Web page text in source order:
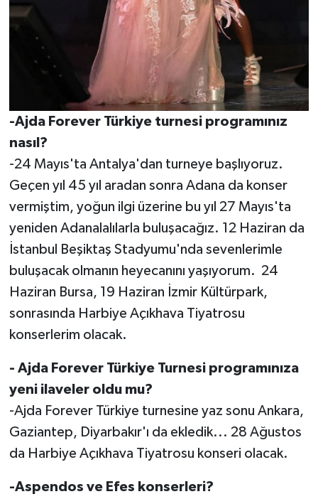
-Ajda Forever Türkiye turnesi programınız
nasıl?
-24 Mayıs'ta Antalya'dan turneye başlıyoruz.
Geçen yıl 45 yıl aradan sonra Adana da konser
vermiştim, yoğun ilgi üzerine bu yıl 27 Mayıs'ta
yeniden Adanalalılarla buluşacağız. 12 Haziran da
İstanbul Beşiktaş Stadyumu'nda sevenlerimle
buluşacak olmanın heyecanını yaşıyorum. 24
Haziran Bursa, 19 Haziran İzmir Kültürpark,
sonrasında Harbiye Açıkhava Tiyatrosu
konserlerim olacak.
- Ajda Forever Türkiye Turnesi programınıza
yeni ilaveler oldu mu?
-Ajda Forever Türkiye turnesine yaz sonu Ankara,
Gaziantep, Diyarbakır'ı da ekledik... 28 Ağustos
da Harbiye Açıkhava Tiyatrosu konseri olacak.
-Aspendos ve Efes konserleri?